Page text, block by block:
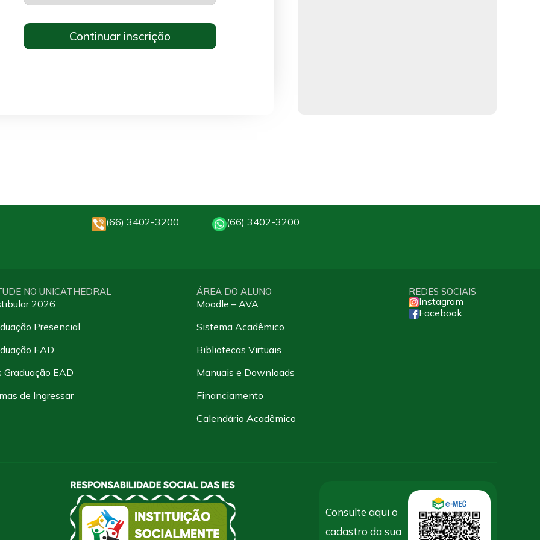
(66) 3402-3200 (66) 3402-3200
NO UNICATHEDRAL
2026
Presencial
EAD
Graduação EAD
de Ingressar
ÁREA DO ALUNO
Moodle – AVA
Sistema Acadêmico
Bibliotecas Virtuais
Manuais e Downloads
Financiamento
Calendário Acadêmico
REDES SOCIAIS
Instagram
Facebook
Consulte aqui o
cadastro da sua